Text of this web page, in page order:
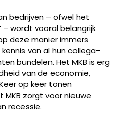
bedrijven – ofwel het
– wordt vooral belangrijk
deze manier immers
van al hun collega-
bundelen. Het MKB is erg
van de economie,
op keer tonen
zorgt voor nieuwe
recessie.